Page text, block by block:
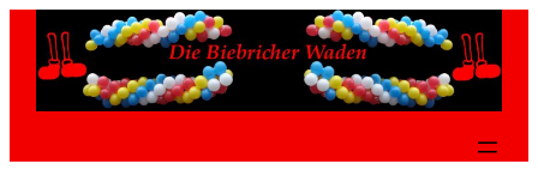
Inhalt
springen